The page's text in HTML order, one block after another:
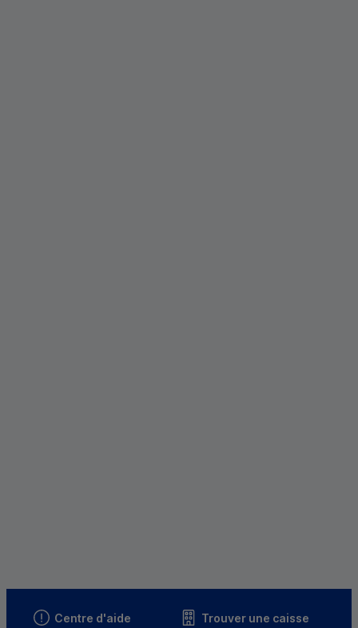
Centre d'aide Trouver une caisse